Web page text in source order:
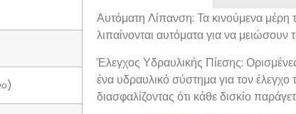
Αυτόματη Λίπανση: Τα κινούμενα μέρη
λιπαίνονται αυτόματα για να
Έλεγχος Υδραυλικής Πίεσης:
ένα υδραυλικό σύστημα για τον
διασφαλίζοντας ότι κάθε δισκίο